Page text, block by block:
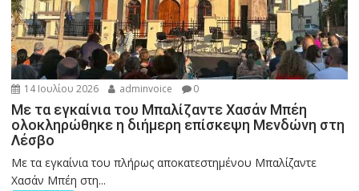
14 Ιουλίου 2026 adminvoice 0
Με τα εγκαίνια του Μπαλίζαντε Χασάν Μπέη
ολοκληρώθηκε η διήμερη επίσκεψη Μενδώνη στη
Λέσβο
Με τα εγκαίνια του πλήρως αποκατεστημένου Μπαλίζαντε
Χασάν Μπέη στη...